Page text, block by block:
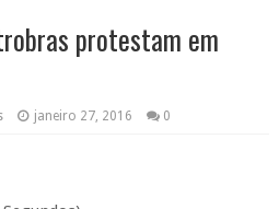
protestam em
janeiro 27, 2016 0